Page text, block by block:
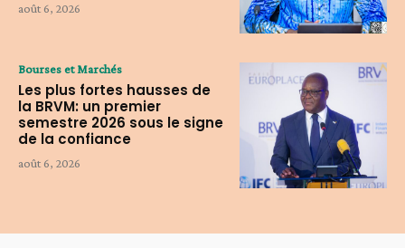
août 6, 2026
Bourses et Marchés
Les plus fortes hausses de
la BRVM: un premier
semestre 2026 sous le signe
de la confiance
août 6, 2026